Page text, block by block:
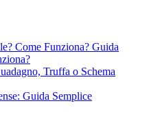
Come Funziona? Guida
Truffa o Schema
Guida Semplice